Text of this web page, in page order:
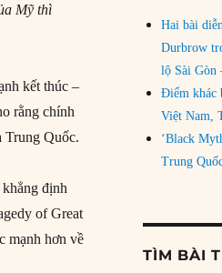
Mỹ thì
kết thúc –
rằng chính
Trung Quốc.
định
of Great
mạnh hơn về
can dự với Trung Quốc là một
Hai bài
Durbrow
lộ Sài Gòn
Điểm khác
Việt Nam,
‘Black
Trung
TÌM BÀI